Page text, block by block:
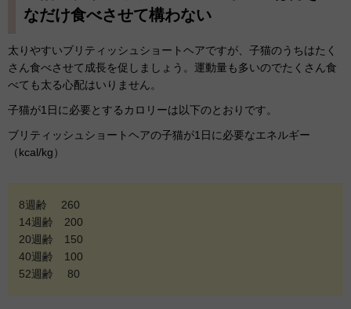
なだけ食べさせて構わない
太りやすいブリティッシュショートヘアですが、子猫のうちはたく
さん食べさせて成長を促しましょう。運動量も多いのでたくさん食
べても太る心配はいりません。
子猫が1日に必要とするカロリーは以下のとおりです。
ブリティッシュショートヘアの子猫が1日に必要なエネルギー
（kcal/kg）
8週齢 260
14週齢 200
20週齢 150
40週齢 100
52週齢 80